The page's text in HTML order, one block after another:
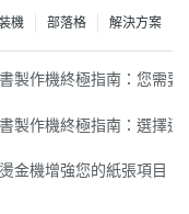
解決方案
部落格
機
終極指南
製作機終極指南：您需要
製作機終極指南：選擇適
Book Making
金機增強您的紙張項目